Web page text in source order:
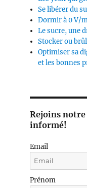
Se libérer du
Dormir à 0 V/
Le sucre, une
Stocker ou
Optimiser sa
et les bonnes
Rejoins
informé!
Email
Prénom